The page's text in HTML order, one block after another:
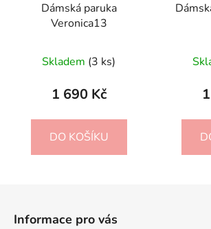
Dámská paruka
Veronica13
hodnocení
produktu
4,0
z
Skladem (3 ks)
1 690 Kč
DO KOŠÍKU
Informace pro vás